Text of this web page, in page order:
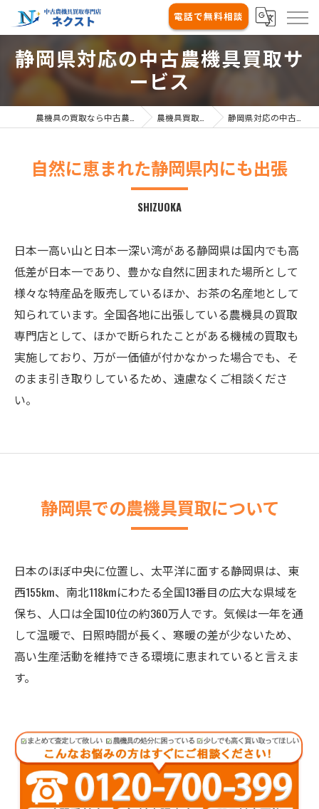
電話で無料相談
静岡県対応の中古農機具買取サ
ービス
農機具買取の対応エリア 静岡県対応の中古農機具買取サービス
自然に恵まれた静岡県内にも出張
SHIZUOKA
日本一高い山と日本一深い湾がある静岡県は国内でも高
低差が日本一であり、豊かな自然に囲まれた場所として
様々な特産品を販売しているほか、お茶の名産地として
知られています。全国各地に出張している農機具の買取
専門店として、ほかで断られたことがある機械の買取も
実施しており、万が一価値が付かなかった場合でも、そ
のまま引き取りしているため、遠慮なくご相談くださ
い。
静岡県での農機具買取について
日本のほぼ中央に位置し、太平洋に面する静岡県は、東
西155km、南北118kmにわたる全国13番目の広大な県域を
保ち、人口は全国10位の約360万人です。気候は一年を通
して温暖で、日照時間が長く、寒暖の差が少ないため、
高い生産活動を維持できる環境に恵まれていると言えま
す。